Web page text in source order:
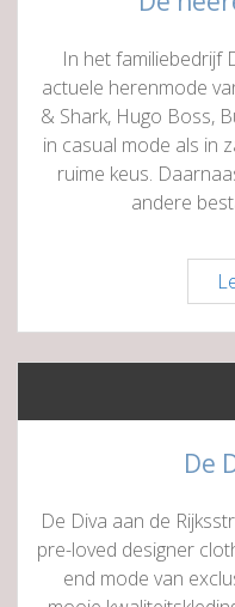
In het familiebedrijf
actuele herenmode
& Shark, Hugo Boss,
in casual mode als in
ruime keus.
andere
De
De Diva aan de
pre-loved designer
end mode van